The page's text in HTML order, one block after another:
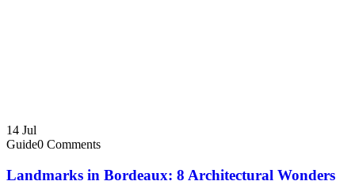
14 Jul
Guide0 Comments
Landmarks in Bordeaux: 8 Architectural Wonders